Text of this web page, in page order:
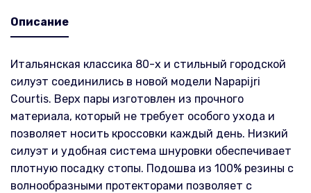
Описание
Итальянская классика 80-х и стильный городской
силуэт соединились в новой модели Napapijri
Courtis. Верх пары изготовлен из прочного
материала, который не требует особого ухода и
позволяет носить кроссовки каждый день. Низкий
силуэт и удобная система шнуровки обеспечивает
плотную посадку стопы. Подошва из 100% резины с
волнообразными протекторами позволяет с